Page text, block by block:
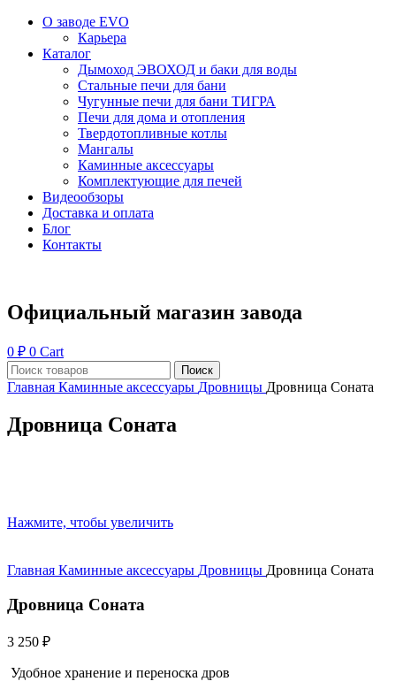
О заводе EVO
Карьера
Каталог
Дымоход ЭВОХОД и баки для воды
Стальные печи для бани
Чугунные печи для бани ТИГРА
Печи для дома и отопления
Твердотопливные котлы
Мангалы
Каминные аксессуары
Комплектующие для печей
Видеообзоры
Доставка и оплата
Блог
Контакты
Официальный магазин завода
0 ₽ 0 Cart
Поиск
Главная Каминные аксессуары Дровницы Дровница Соната
Дровница Соната
Нажмите, чтобы увеличить
Главная Каминные аксессуары Дровницы Дровница Соната
Дровница Соната
3 250 ₽
Удобное хранение и переноска дров